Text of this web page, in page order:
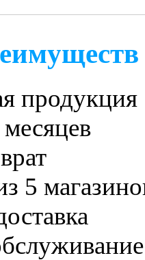
продукция
5